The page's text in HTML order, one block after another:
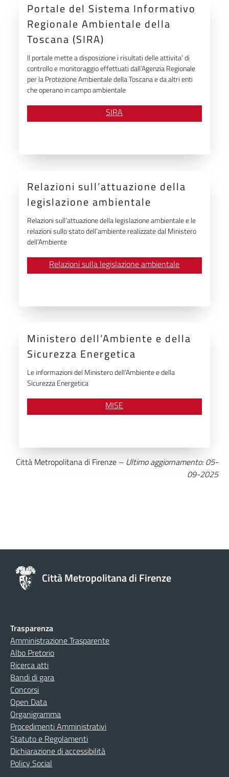
Portale del Sistema Informativo
Regionale Ambientale della
Toscana (SIRA)
Il portale mette a disposizione i risultati delle attivita’ di
controllo e monitoraggio effettuati dall’Agenzia Regionale
per la Protezione Ambientale della Toscana e da altri enti
che operano in campo ambientale
SIRA
Relazioni sull’attuazione della
legislazione ambientale
Relazioni sull’attuazione della legislazione ambientale e le
relazioni sullo stato dell’ambiente realizzate dal Ministero
dell’Ambiente
Relazioni sulla legislazione ambientale
Ministero dell’Ambiente e della
Sicurezza Energetica
Le informazioni del Ministero dell’Ambiente e della
Sicurezza Energetica
MISE
Città Metropolitana di Firenze – Ultimo aggiornamento: 05-
09-2025
Città Metropolitana di Firenze
Trasparenza
Amministrazione Trasparente
Albo Pretorio
Ricerca atti
Bandi di gara
Concorsi
Open Data
Organigramma
Procedimenti Amministrativi
Statuto e Regolamenti
Dichiarazione di accessibilità
Policy Social